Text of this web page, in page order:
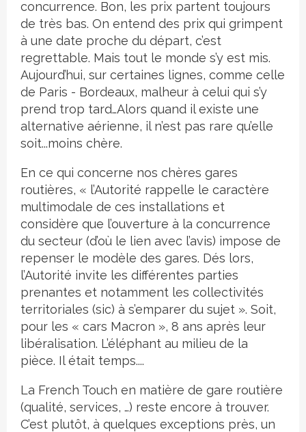
concurrence. Bon, les prix partent toujours
de très bas. On entend des prix qui grimpent
à une date proche du départ, c’est
regrettable. Mais tout le monde s’y est mis.
Aujourd’hui, sur certaines lignes, comme celle
de Paris - Bordeaux, malheur à celui qui s’y
prend trop tard…Alors quand il existe une
alternative aérienne, il n’est pas rare qu’elle
soit...moins chère.
En ce qui concerne nos chères gares
routières, « l’Autorité rappelle le caractère
multimodale de ces installations et
considère que l’ouverture à la concurrence
du secteur (d’où le lien avec l’avis) impose de
repenser le modèle des gares. Dés lors,
l’Autorité invite les différentes parties
prenantes et notamment les collectivités
territoriales (sic) à s’emparer du sujet ». Soit,
pour les « cars Macron », 8 ans après leur
libéralisation. L’éléphant au milieu de la
pièce. Il était temps....
La French Touch en matière de gare routière
(qualité, services, …) reste encore à trouver.
C’est plutôt, à quelques exceptions près, un